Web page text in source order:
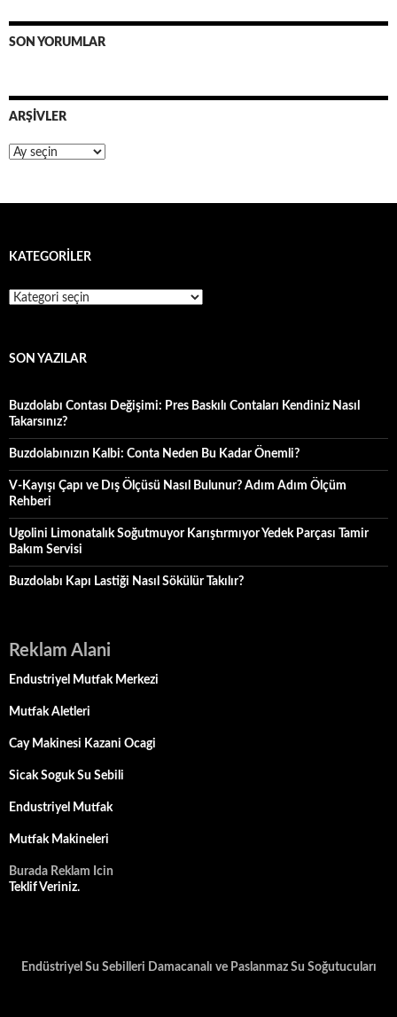
SON YORUMLAR
ARŞIVLER
Arşivler
KATEGORILER
Kategoriler
SON YAZILAR
Buzdolabı Contası Değişimi: Pres Baskılı Contaları Kendiniz Nasıl
Takarsınız?
Buzdolabınızın Kalbi: Conta Neden Bu Kadar Önemli?
V-Kayışı Çapı ve Dış Ölçüsü Nasıl Bulunur? Adım Adım Ölçüm
Rehberi
Ugolini Limonatalık Soğutmuyor Karıştırmıyor Yedek Parçası Tamir
Bakım Servisi
Buzdolabı Kapı Lastiği Nasıl Sökülür Takılır?
Reklam Alani
Endustriyel Mutfak Merkezi
Mutfak Aletleri
Cay Makinesi Kazani Ocagi
Sicak Soguk Su Sebili
Endustriyel Mutfak
Mutfak Makineleri
Burada Reklam Icin
Teklif Veriniz.
Endüstriyel Su Sebilleri Damacanalı ve Paslanmaz Su Soğutucuları